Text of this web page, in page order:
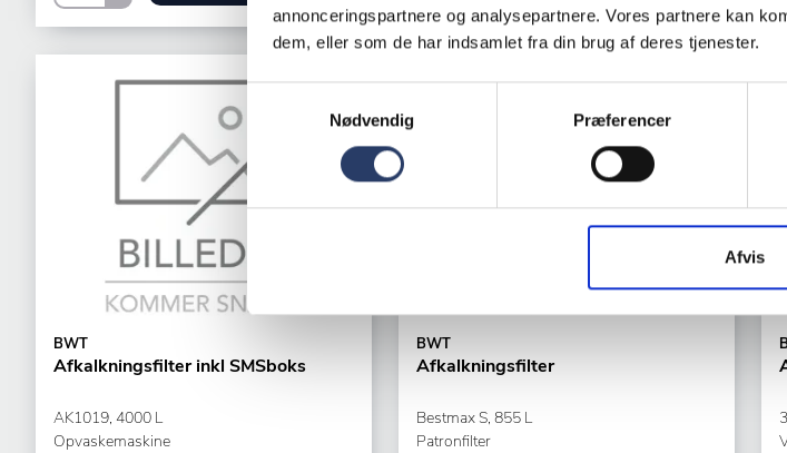
annonceringspartnere og analysepartnere. Vores partnere kan
dem, eller som de har indsamlet fra din brug af deres tjenester.
Nødvendig
Præferencer
Afvis
BWT
Afkalkningsfilter inkl SMSboks
AK1019, 4000 L
Opvaskemaskine
BWT
Afkalkningsfilter
Bestmax S, 855 L
Patronfilter